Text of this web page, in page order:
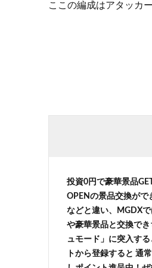
ここの編成はアタッカ
投資0円で豪華景品
OPENの景品交換がで
などと違い、MGDX
や豪華景品と交換で
ュモード」に突入す
トから登録すると 通